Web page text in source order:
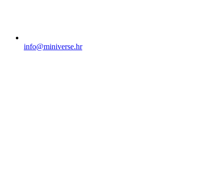
info@miniverse.hr